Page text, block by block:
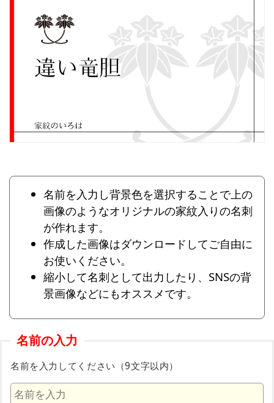
名前を入力し背景色を選択することで上の
画像のようなオリジナルの家紋入りの名刺
が作れます。
作成した画像はダウンロードしてご自由に
お使いください。
縮小して名刺として出力したり、SNSの背
景画像などにもオススメです。
名前の入力
名前を入力してください（9文字以内）